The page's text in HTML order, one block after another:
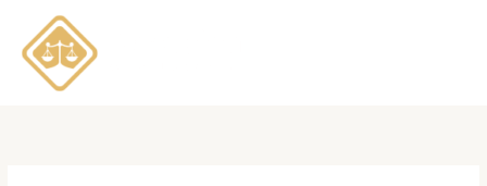
contenido